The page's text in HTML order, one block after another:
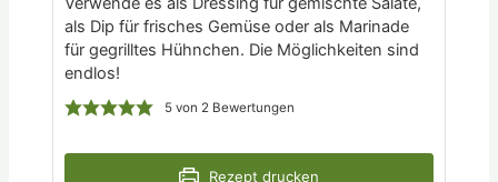
als Dip für frisches Gemüse oder als Marinade
für gegrilltes Hühnchen. Die Möglichkeiten sind
endlos!
5 von 2 Bewertungen
Rezept drucken